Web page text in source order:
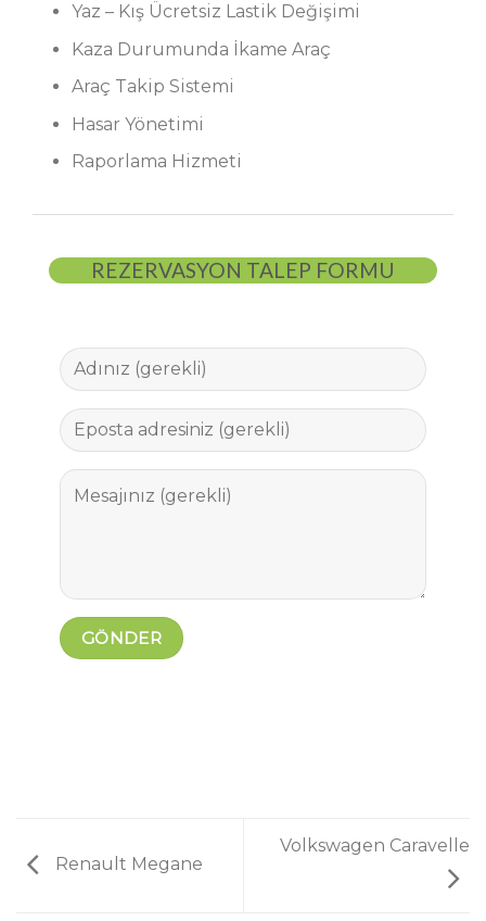
Yaz – Kış Ücretsiz Lastik Değişimi
Kaza Durumunda İkame Araç
Araç Takip Sistemi
Hasar Yönetimi
Raporlama Hizmeti
REZERVASYON TALEP FORMU
Renault Megane
Volkswagen Caravelle